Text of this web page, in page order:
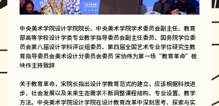
中央美术学院设计学院院长、中央美术学院学术委员会副主任、教育
部高等学校设计学类专业教学指导委员会副主任委员、国务院学位委
员会第八届设计学科评议组委员、第四届全国艺术专业学位研究生教
育指导委员会美术设计分委员会委员 宋协伟为第一场“教育革命”板
块作主持致辞
关于教育革命，宋院长指出设计学教育范式的建立，应该根据科技进
步、社会发展以及未来生态需求不断调整课程结构、专业设置、教学
方法。中央美术学院设计学院在设计教育改革中深刻思考、探索与实